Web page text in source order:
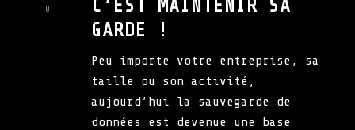
0
C’EST MAINTENIR SA
GARDE !
Peu importe votre entreprise, sa
taille ou son activité,
aujourd’hui la sauvegarde de
données est devenue une base